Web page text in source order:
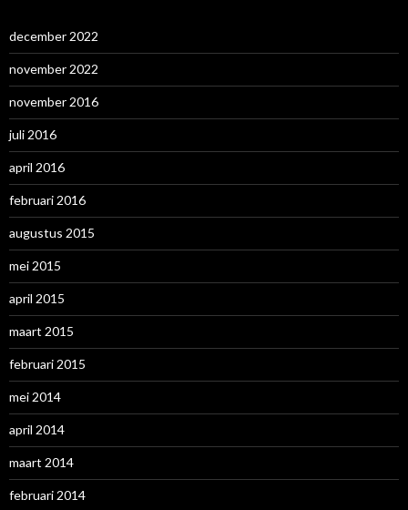
december 2022
november 2022
november 2016
juli 2016
april 2016
februari 2016
augustus 2015
mei 2015
april 2015
maart 2015
februari 2015
mei 2014
april 2014
maart 2014
februari 2014